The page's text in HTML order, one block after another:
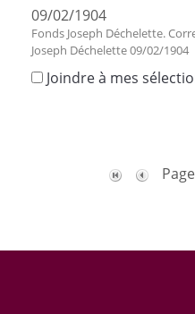
09/02/1904
Fonds Joseph Déchelette.
Joseph Déchelette 09/02/1904
Joindre à mes